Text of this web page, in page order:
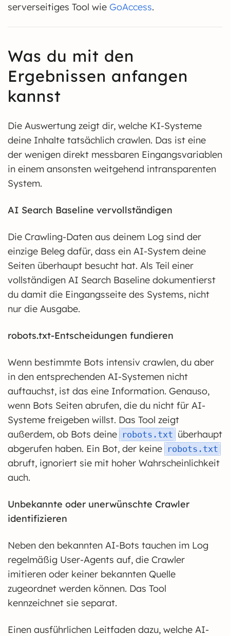
serverseitiges Tool wie GoAccess.
Was du mit den
Ergebnissen anfangen
kannst
Die Auswertung zeigt dir, welche KI-Systeme
deine Inhalte tatsächlich crawlen. Das ist eine
der wenigen direkt messbaren Eingangsvariablen
in einem ansonsten weitgehend intransparenten
System.
AI Search Baseline vervollständigen
Die Crawling-Daten aus deinem Log sind der
einzige Beleg dafür, dass ein AI-System deine
Seiten überhaupt besucht hat. Als Teil einer
vollständigen AI Search Baseline dokumentierst
du damit die Eingangsseite des Systems, nicht
nur die Ausgabe.
robots.txt-Entscheidungen fundieren
Wenn bestimmte Bots intensiv crawlen, du aber
in den entsprechenden AI-Systemen nicht
auftauchst, ist das eine Information. Genauso,
wenn Bots Seiten abrufen, die du nicht für AI-
Systeme freigeben willst. Das Tool zeigt
außerdem, ob Bots deine robots.txt überhaupt
abgerufen haben. Ein Bot, der keine robots.txt
abruft, ignoriert sie mit hoher Wahrscheinlichkeit
auch.
Unbekannte oder unerwünschte Crawler
identifizieren
Neben den bekannten AI-Bots tauchen im Log
regelmäßig User-Agents auf, die Crawler
imitieren oder keiner bekannten Quelle
zugeordnet werden können. Das Tool
kennzeichnet sie separat.
Einen ausführlichen Leitfaden dazu, welche AI-